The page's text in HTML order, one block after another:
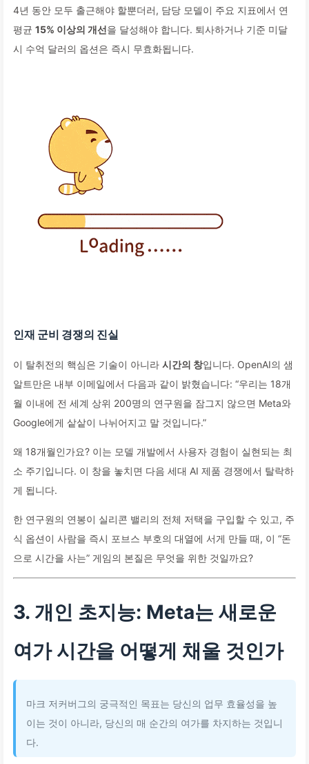
4년 동안 모두 출근해야 할뿐더러, 담당 모델이 주요 지표에서 연
평균 15% 이상의 개선을 달성해야 합니다. 퇴사하거나 기준 미달
시 수억 달러의 옵션은 즉시 무효화됩니다.
인재 군비 경쟁의 진실
이 탈취전의 핵심은 기술이 아니라 시간의 창입니다. OpenAI의 샘
알트만은 내부 이메일에서 다음과 같이 밝혔습니다: “우리는 18개
월 이내에 전 세계 상위 200명의 연구원을 잠그지 않으면 Meta와
Google에게 샅샅이 나뉘어지고 말 것입니다.”
왜 18개월인가요? 이는 모델 개발에서 사용자 경험이 실현되는 최
소 주기입니다. 이 창을 놓치면 다음 세대 AI 제품 경쟁에서 탈락하
게 됩니다.
한 연구원의 연봉이 실리콘 밸리의 전체 저택을 구입할 수 있고, 주
식 옵션이 사람을 즉시 포브스 부호의 대열에 서게 만들 때, 이 “돈
으로 시간을 사는” 게임의 본질은 무엇을 위한 것일까요?
3. 개인 초지능: Meta는 새로운
여가 시간을 어떻게 채울 것인가
마크 저커버그의 궁극적인 목표는 당신의 업무 효율성을 높
이는 것이 아니라, 당신의 매 순간의 여가를 차지하는 것입니
다.